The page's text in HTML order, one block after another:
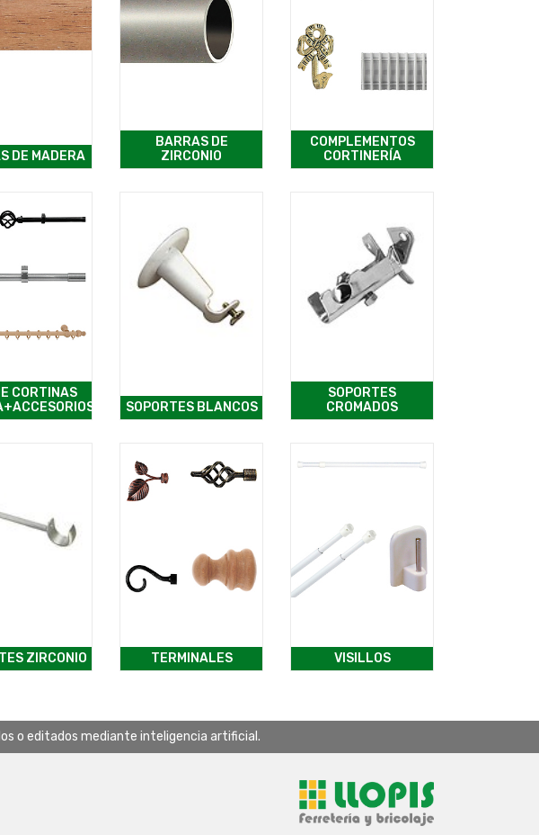
DE MADERA
BARRAS DE
ZIRCONIO
COMPLEMENTOS
CORTINERÍA
CORTINAS
SOPORTES BLANCOS
SOPORTES
CROMADOS
ZIRCONIO TERMINALES VISILLOS
o editados mediante inteligencia artificial.